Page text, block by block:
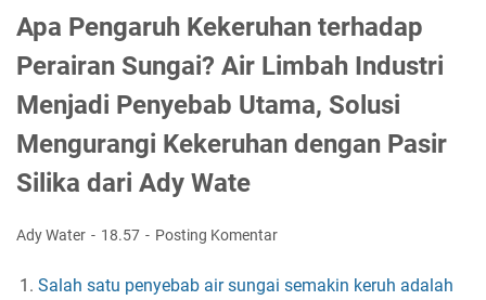
Apa Pengaruh Kekeruhan terhadap
Perairan Sungai? Air Limbah Industri
Menjadi Penyebab Utama, Solusi
Mengurangi Kekeruhan dengan Pasir
Silika dari Ady Wate
Ady Water 18.57 Posting Komentar
Salah satu penyebab air sungai semakin keruh adalah